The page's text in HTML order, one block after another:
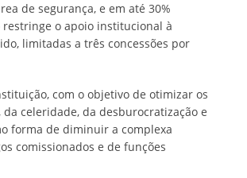
de segurança, e em até 30%
restringe o apoio institucional à
limitadas a três concessões por
com o objetivo de otimizar os
celeridade, da desburocratização e
forma de diminuir a complexa
comissionados e de funções